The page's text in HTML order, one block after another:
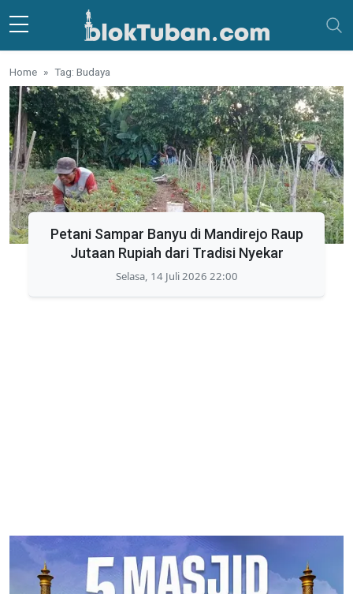
Skip to main content
Home Tag: Budaya
Petani Sampar Banyu di Mandirejo Raup
Jutaan Rupiah dari Tradisi Nyekar
Selasa, 14 Juli 2026 22:00